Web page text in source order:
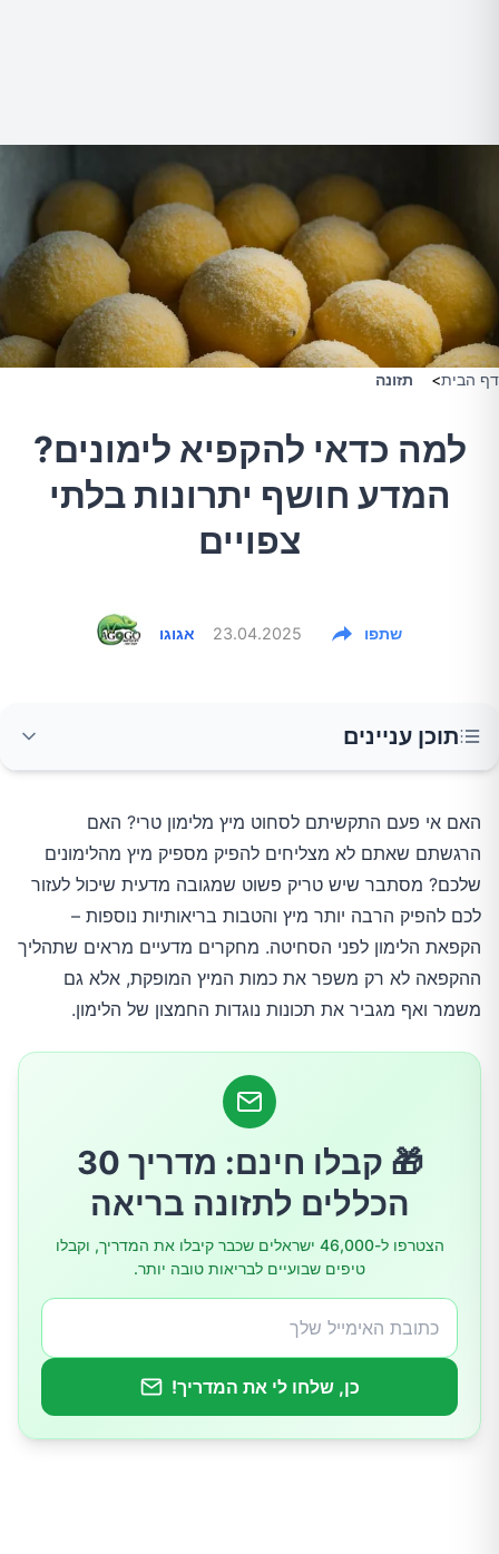
דף הבית> תזונה
למה כדאי להקפיא לימונים?
המדע חושף יתרונות בלתי
צפויים
אגוגו 23.04.2025 שתפו
תוכן עניינים
מה המדע אומר על הקפאת לימונים?
למה ההקפאה עובדת כל כך טוב?
יתרונות בריאותיים מוגברים
איך להקפיא לימונים בצורה נכונה
שימוש בלימונים קפואים
שימושים נוספים ללימונים קפואים
היתרונות הבריאותיים של צריכת לימון באופן קבוע
האם אי פעם התקשיתם לסחוט מיץ מלימון טרי? האם
הרגשתם שאתם לא מצליחים להפיק מספיק מיץ מהלימונים
שלכם? מסתבר שיש טריק פשוט שמגובה מדעית שיכול לעזור
לכם להפיק הרבה יותר מיץ והטבות בריאותיות נוספות –
הקפאת הלימון לפני הסחיטה. מחקרים מדעיים מראים שתהליך
ההקפאה לא רק משפר את כמות המיץ המופקת, אלא גם
משמר ואף מגביר את תכונות נוגדות החמצון של הלימון.
🎁 קבלו חינם: מדריך 30
הכללים לתזונה בריאה
הצטרפו ל-46,000 ישראלים שכבר קיבלו את המדריך, וקבלו
טיפים שבועיים לבריאות טובה יותר.
כן, שלחו לי את המדריך!